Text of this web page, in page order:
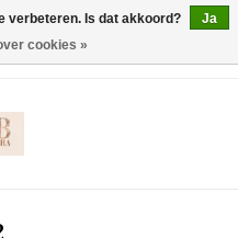
verbeteren. Is dat akkoord?
Ja
cookies »
EU maten. .